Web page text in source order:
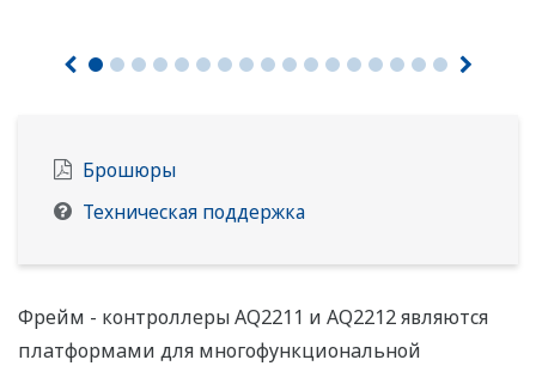
Брошюры
Техническая поддержка
Фрейм - контроллеры AQ2211 и AQ2212 являются
платформами для многофункциональной